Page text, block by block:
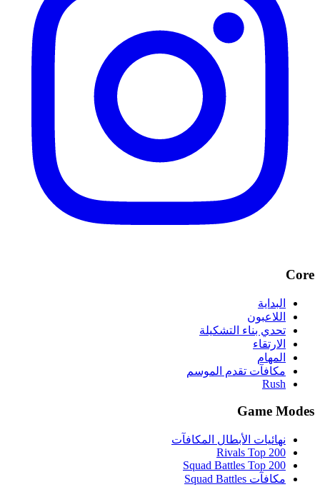
Core
البداية
اللاعبون
تحدي بناء التشكيلة
الارتقاء
المهام
مكافآت تقدم الموسم
Rush
Game Modes
نهائيات الأبطال المكافآت
Rivals Top 200
Squad Battles Top 200
مكافآت Squad Battles